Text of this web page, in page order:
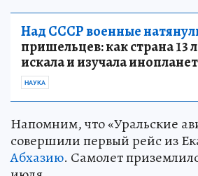
Над СССР военные
пришельцев: как страна 13
искала и изучала
НАУКА
Напомним, что «Уральские
совершили первый рейс из
Абхазию. Самолет